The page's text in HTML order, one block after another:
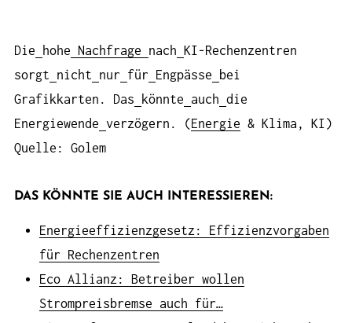
Die hohe Nachfrage nach KI-Rechenzentren
sorgt
nicht nur für Engpässe
bei
Grafikkarten. Das
könnte auch die
Energiewende verzögern. (Energie & Klima, KI)
Quelle: Golem
DAS KÖNNTE SIE AUCH INTERESSIEREN:
Energieeffizienzgesetz: Effizienzvorgaben
für Rechenzentren
Eco Allianz: Betreiber wollen
Strompreisbremse auch für…